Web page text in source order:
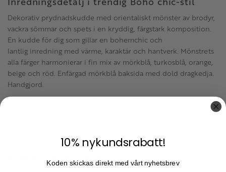
Dekorativ prydnadskudde med orientaliskt mönster av brodyr,
vackra sömmar och spets i en kryddig, färgstark komposition.
En kudde för dig som gillar en bohemchic och
lantlig inredning med värme, karaktär och hantverk. Mönstrets
alla färger harmonierar i fin mix av mörkblå, turkosblå, orange,
beige och röd. Enfärgad mörkblå baksida med dold dragkedja.
Handgjord.
Material:kuddfodral av 100% bomull och innerkudde av
PERFECT PARTNERS
10% nykundsrabatt!
Koden skickas direkt med vårt nyhetsbrev